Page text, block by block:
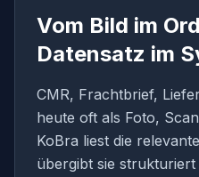
Vom Bild im
Datensatz im
CMR, Frachtbrief,
heute oft als Foto,
KoBra liest die
übergibt sie